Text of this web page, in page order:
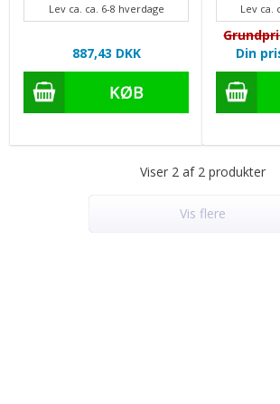
Lev ca. ca. 6-8 hverdage
887,43 DKK
Lev ca.
Din
Viser 2 af 2 produkter
Vis flere